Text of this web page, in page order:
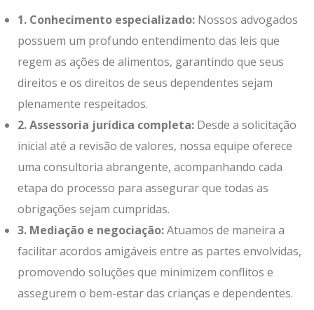
1. Conhecimento especializado: Nossos advogados
possuem um profundo entendimento das leis que
regem as ações de alimentos, garantindo que seus
direitos e os direitos de seus dependentes sejam
plenamente respeitados.
2. Assessoria jurídica completa: Desde a solicitação
inicial até a revisão de valores, nossa equipe oferece
uma consultoria abrangente, acompanhando cada
etapa do processo para assegurar que todas as
obrigações sejam cumpridas.
3. Mediação e negociação:Atuamos de maneira a
facilitar acordos amigáveis entre as partes envolvidas,
promovendo soluções que minimizem conflitos e
assegurem o bem-estar das crianças e dependentes.